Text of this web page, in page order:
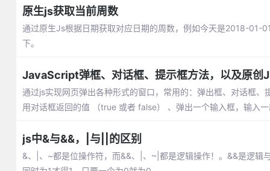
原生js获取当前周数
通过原生Js根据日期获取对应日期的周数，例如今天是2018-01-
下。
JavaScript弹框、对话框、提示框方法，以及原创
通过js实现网页弹出各种形式的窗口，常用的：弹出框、对话框
用对话框返回的值 （true 或者 false） 、弹出一个输入框，输入
js中&与&&，|与||的区别
&、|、~都是位操作符，而&&、|、~|都是逻辑操作！。&&是逻辑